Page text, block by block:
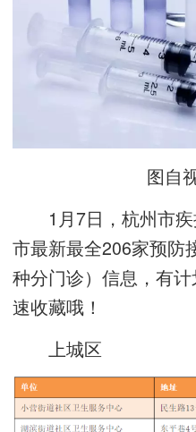
图自
1月7日，杭州市疾
市最新最全206家预防
种分门诊）信息，有
速收藏哦！
上城区